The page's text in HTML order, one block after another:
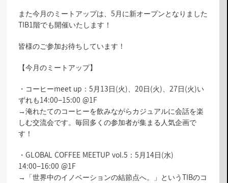
また今月のミートアップは、5月に新オープンとなりました
TIB1階でも開催いたします！
皆様のご参加お待ちしています！
【今月のミートアップ】
・コーヒーmeet up：5月13日(火)、20日(火)、27日(火)い
ずれも14:00−15:00 @1F
→淹れたてのコーヒーを飲みながらカジュアルに会話を楽
しむ交流会です。毎回多くの参加者が集まる人気企画で
す！
・GLOBAL COFFEE MEETUP vol.5：5月14日(水)
14:00−16:00 @1F
→「世界中のイノベーションの結節点へ。」というTIBのコ